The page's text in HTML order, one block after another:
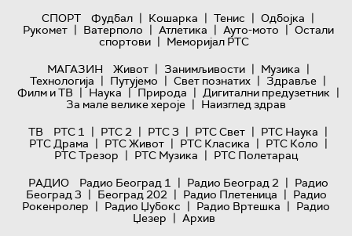
СПОРТ
Фудбал | Кошарка | Тенис | Одбојка |
Рукомет | Ватерполо | Атлетика | Ауто-мото | Остали
спортови | Меморијал РТС
МАГАЗИН
Живот | Занимљивости | Музика |
Технологијa | Путујемо | Свет познатих | Здравље |
Филм и ТВ | Наука | Природа | Дигитални предузетник |
За мале велике хероје | Наизглед здрав
ТВ
РТС 1 | РТС 2 | РТС 3 | РТС Свет | РТС Наука |
РТС Драма | РТС Живот | РТС Класика | РТС Коло |
РТС Трезор | РТС Музика | РТС Полетарац
РАДИО
Радио Београд 1 | Радио Београд 2 | Радио
Београд 3 | Београд 202 | Радио Плетеница | Радио
Рокенролер | Радио Џубокс | Радио Вртешка | Радио
Џезер | Архив